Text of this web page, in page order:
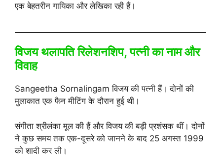
एक बेहतरीन गायिका और लेखिका रही हैं।
विजय थलापति रिलेशनशिप, पत्नी का नाम और
विवाह
Sangeetha Sornalingam विजय की पत्नी हैं। दोनों की
मुलाकात एक फैन मीटिंग के दौरान हुई थी।
संगीता श्रीलंका मूल की हैं और विजय की बड़ी प्रशंसक थीं। दोनों
ने कुछ समय तक एक-दूसरे को जानने के बाद 25 अगस्त 1999
को शादी कर ली।